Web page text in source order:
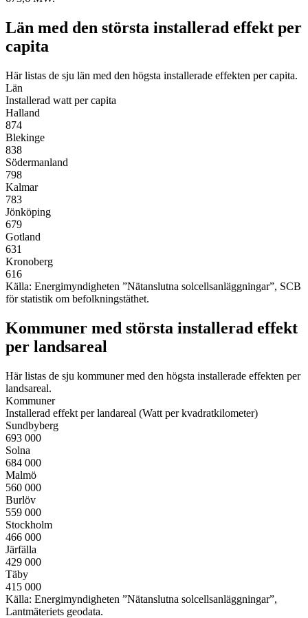
Län med den största installerad effekt per
capita
Här listas de sju län med den högsta installerade effekten per capita.
Län
Installerad watt per capita
Halland
874
Blekinge
838
Södermanland
798
Kalmar
783
Jönköping
679
Gotland
631
Kronoberg
616
Källa: Energimyndigheten ”Nätanslutna solcellsanläggningar”, SCB
för statistik om befolkningstäthet.
Kommuner med största installerad effekt
per landsareal
Här listas de sju kommuner med den högsta installerade effekten per
landsareal.
Kommuner
Installerad effekt per landareal (Watt per kvadratkilometer)
Sundbyberg
693 000
Solna
684 000
Malmö
560 000
Burlöv
559 000
Stockholm
466 000
Järfälla
429 000
Täby
415 000
Källa: Energimyndigheten ”Nätanslutna solcellsanläggningar”,
Lantmäteriets geodata.